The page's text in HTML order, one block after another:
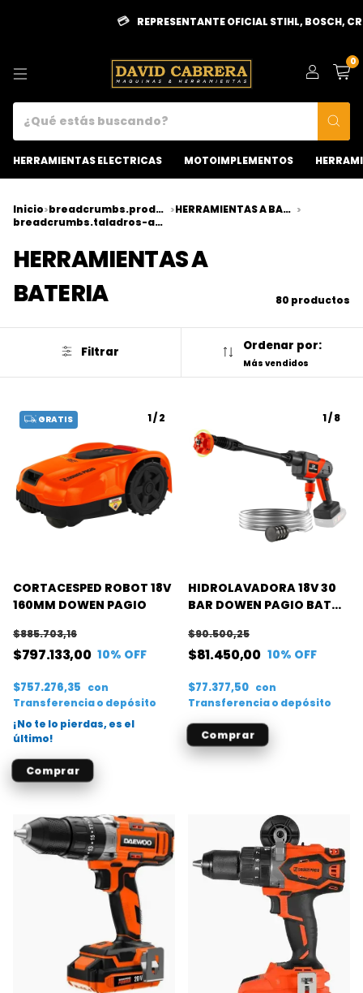
REPRESENTANTE OFICIAL STIHL, BOSCH,
0
HERRAMIENTAS ELECTRICAS MOTOIMPLEMENTOS
Inicio> breadcrumbs.product-category > HERRAMIENTAS A BATERIA >
breadcrumbs.taladros-atornilladores
HERRAMIENTAS A
BATERIA
80 productos
Filtrar Ordenar por:
Más vendidos
1/2
GRATIS
CORTACESPED ROBOT 18V
160MM DOWEN PAGIO
$797.133,00
$885.703,16
10% OFF
$757.276,35 con
Transferencia o depósito
¡No te lo pierdas, es el
último!
1/8
HIDROLAVADORA 18V 30
BAR DOWEN PAGIO BAT
$81.450,00
$90.500,25
10% OFF
$77.377,50 con
Transferencia o depósito